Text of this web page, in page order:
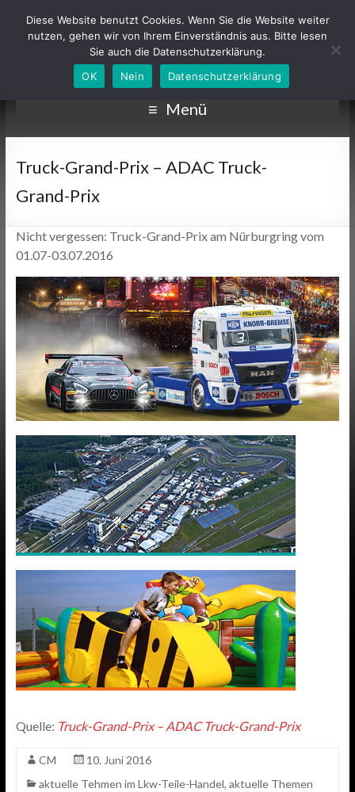
Menü
Truck-Grand-Prix – ADAC Truck-
Grand-Prix
Nicht vergessen: Truck-Grand-Prix am Nürburgring vom
01.07-03.07.2016
Quelle: Truck-Grand-Prix – ADAC Truck-Grand-Prix
CM
10. Juni 2016
aktuelle Tehmen im Lkw-Teile-Handel, aktuelle Themen
Diese Website benutzt Cookies. Wenn Sie die Website weiter
nutzen, gehen wir von Ihrem Einverständnis aus. Bitte lesen
Sie auch die Datenschutzerklärung.
OK
Nein Datenschutzerklärung